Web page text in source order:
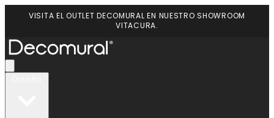
VISITA EL OUTLET DECOMURAL EN NUESTRO SHOWROOM
VITACURA.